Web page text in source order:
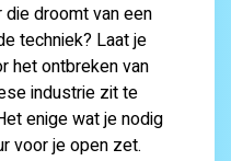
die droomt van een
techniek? Laat je
het ontbreken van
industrie zit te
enige wat je nodig
voor jeopen zet.